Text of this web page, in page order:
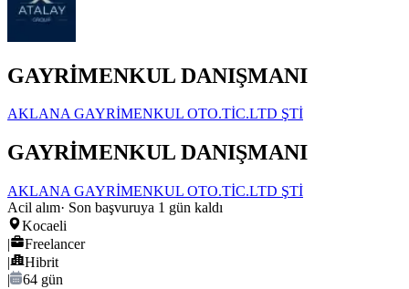
GAYRİMENKUL DANIŞMANI
AKLANA GAYRİMENKUL OTO.TİC.LTD ŞTİ
GAYRİMENKUL DANIŞMANI
AKLANA GAYRİMENKUL OTO.TİC.LTD ŞTİ
Acil alım· Son başvuruya 1 gün kaldı
Kocaeli
|
Freelancer
|
Hibrit
|
64 gün